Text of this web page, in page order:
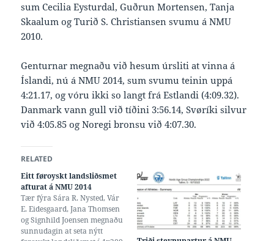
sum Cecilia Eysturdal, Guðrun Mortensen, Tanja
Skaalum og Turið S. Christiansen svumu á NMU
2010.
Genturnar megnaðu við hesum úrsliti at vinna á
Íslandi, nú á NMU 2014, sum svumu teinin uppá
4:21.17, og vóru ikki so langt frá Estlandi (4:09.32).
Danmark vann gull við tíðini 3:56.14, Svøríki silvur
við 4:05.85 og Noregi bronsu við 4:07.30.
RELATED
Eitt føroyskt landsliðsmet
afturat á NMU 2014
Tær fýra Sára R. Nysted, Vár
E. Eidesgaard, Jana Thomsen
og Signhild Joensen megnaðu
sunnudagin at seta nýtt